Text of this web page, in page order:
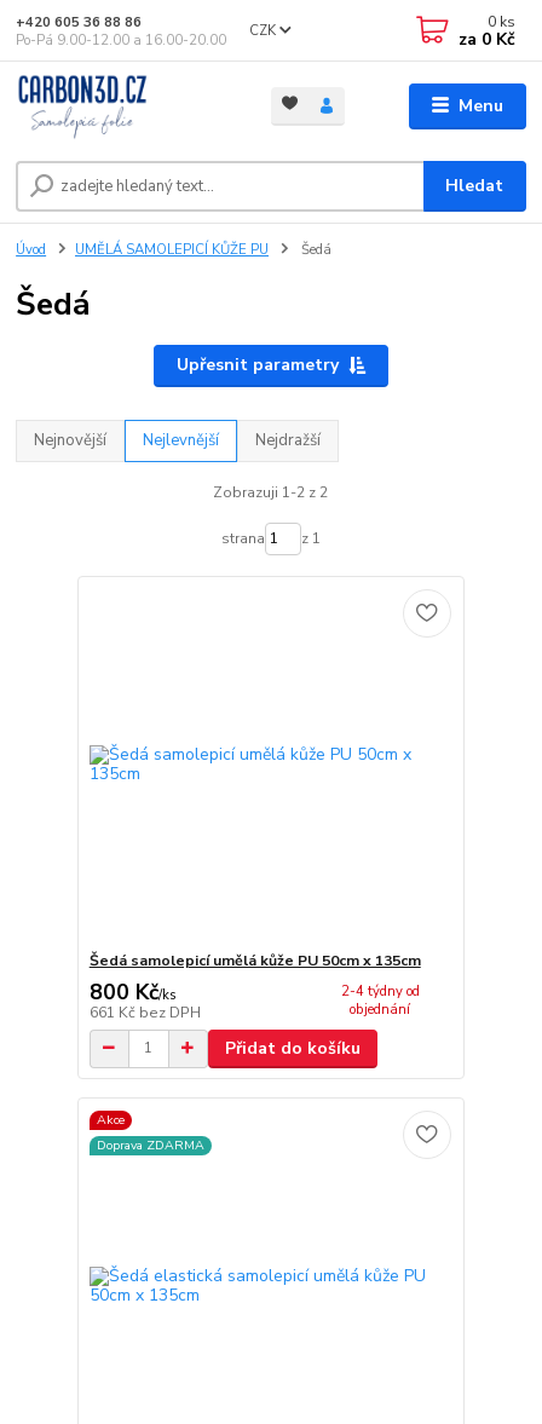
Menu
CZK
Hledat
+420 605 36 88 86
Po-Pá 9.00-12.00 a 16.00-20.00
0 ks
za 0 Kč
Úvod UMĚLÁ SAMOLEPICÍ KŮŽE PU Šedá
Šedá
Upřesnit parametry
Nejnovější Nejlevnější Nejdražší
Zobrazuji 1-2 z 2
strana z 1
Šedá samolepicí umělá kůže PU 50cm x 135cm
800 Kč/ks
661 Kč bez DPH
2-4 týdny od
objednání
Přidat do košíku
Akce
Doprava ZDARMA